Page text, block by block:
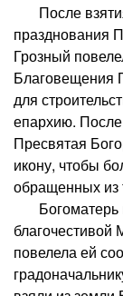
После
празднования
Грозный
Благовещения
для
епархию.
Пресвятая
икону, чтобы
обращенных из
Богоматерь
благочестивой
повелела ей